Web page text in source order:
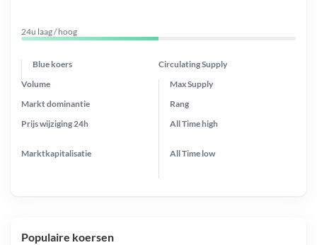
24u laag / hoog
Blue koers Circulating Supply
Prijs wijziging 24h
Max Supply
Markt dominantie
Marktkapitalisatie
Volume
Rang
All Timehigh
All Time low
Populaire koersen